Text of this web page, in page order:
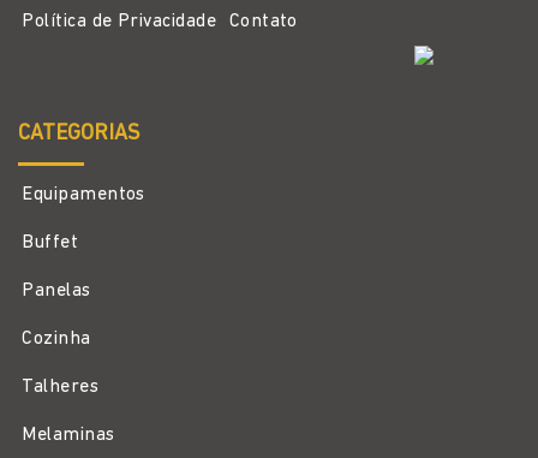
Política de Privacidade Contato
CATEGORIAS
Equipamentos
Buffet
Panelas
Cozinha
Talheres
Melaminas